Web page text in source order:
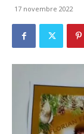
17 novembre 2022